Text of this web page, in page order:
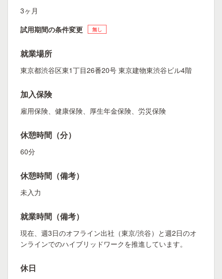
3ヶ月
試用期間の条件変更
無し
就業場所
東京都渋谷区東1丁目26番20号 東京建物東渋谷ビル4階
加入保険
雇用保険、健康保険、厚生年金保険、労災保険
休憩時間（分）
60分
休憩時間（備考）
未入力
就業時間（備考）
現在、週3日のオフライン出社（東京/渋谷）と週2日のオ
ンラインでのハイブリッドワークを推進しています。
休日